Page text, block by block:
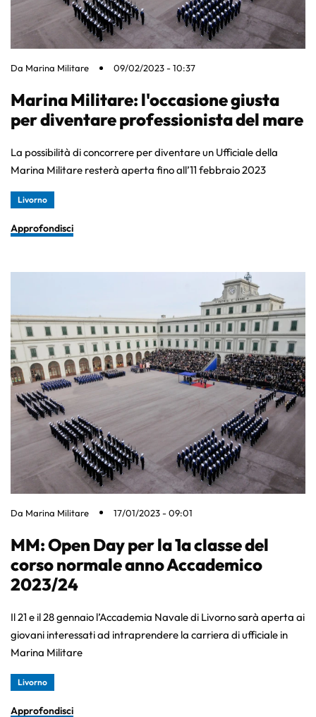
Da Marina Militare 09/02/2023 - 10:37
Marina Militare: l'occasione giusta
per diventare professionista del mare
La possibilità di concorrere per diventare un Ufficiale della
Marina Militare resterà aperta fino all’11 febbraio 2023
Livorno
Approfondisci
Da Marina Militare 17/01/2023 - 09:01
MM: Open Day per la 1a classe del
corso normale anno Accademico
2023/24
Il 21 e il 28 gennaio l’Accademia Navale di Livorno sarà aperta ai
giovani interessati ad intraprendere la carriera di ufficiale in
Marina Militare
Livorno
Approfondisci